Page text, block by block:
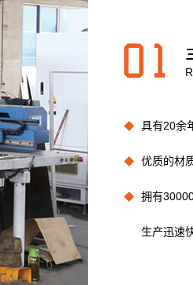
具有20余
优质的材
拥有
生产迅速